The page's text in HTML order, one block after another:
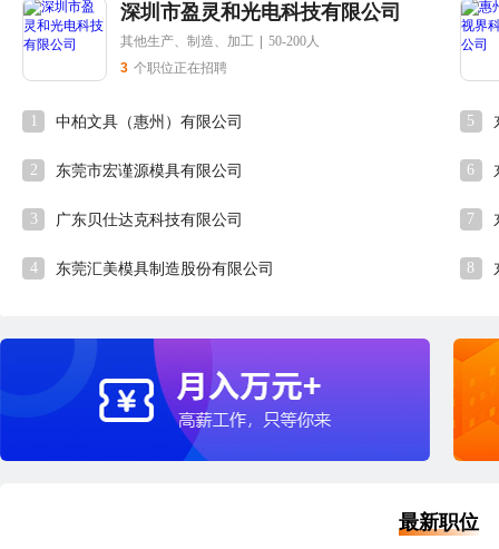
深圳市盈灵和光电科技有限公司
其他生产、制造、加工
50-200人
3 个职位正在招聘
1 中柏文具（惠州）有限公司
2 东莞市宏谨源模具有限公司
3 广东贝仕达克科技有限公司
4 东莞汇美模具制造股份有限公司
5
6
7
8
最新职位